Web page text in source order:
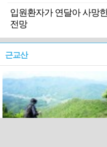
입원환자가 연달아 사망
전망
근교산